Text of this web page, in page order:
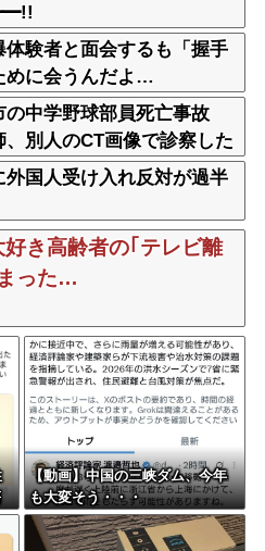
体験者と面会するも「握手
に会うんだよ…
の中学野球部員死亡事故
別人のCT画像で診察した
気づかなかった可能性
外国人受け入れ反対が過半
好き高齢者の｢テレビ離
った…
【動画】中国の三峡ダム、今年
も大変そう・・・